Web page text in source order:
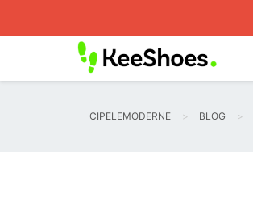
CIPELEMODERNE BLOG